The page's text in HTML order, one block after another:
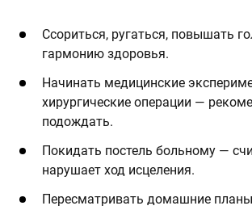
Ссориться, ругаться, повышать
гармонию здоровья.
Начинать медицинские
хирургические операции —
подождать.
Покидать постель больному —
нарушает ход исцеления.
Пересматривать домашние